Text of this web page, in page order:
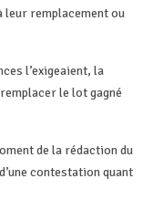
leur remplacement ou
l’exigeaient, la
le lot gagné
de la rédaction du
contestation quant